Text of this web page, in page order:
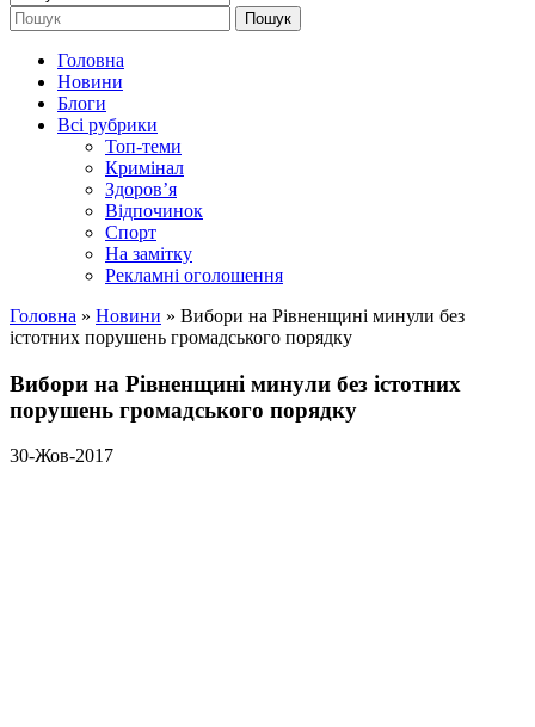
Головна
Новини
Блоги
Всі рубрики
Топ-теми
Кримінал
Здоров’я
Відпочинок
Спорт
На замітку
Рекламні оголошення
Головна » Новини » Вибори на Рівненщині минули без
істотних порушень громадського порядку
Вибори на Рівненщині минули без істотних
порушень громадського порядку
30-Жов-2017